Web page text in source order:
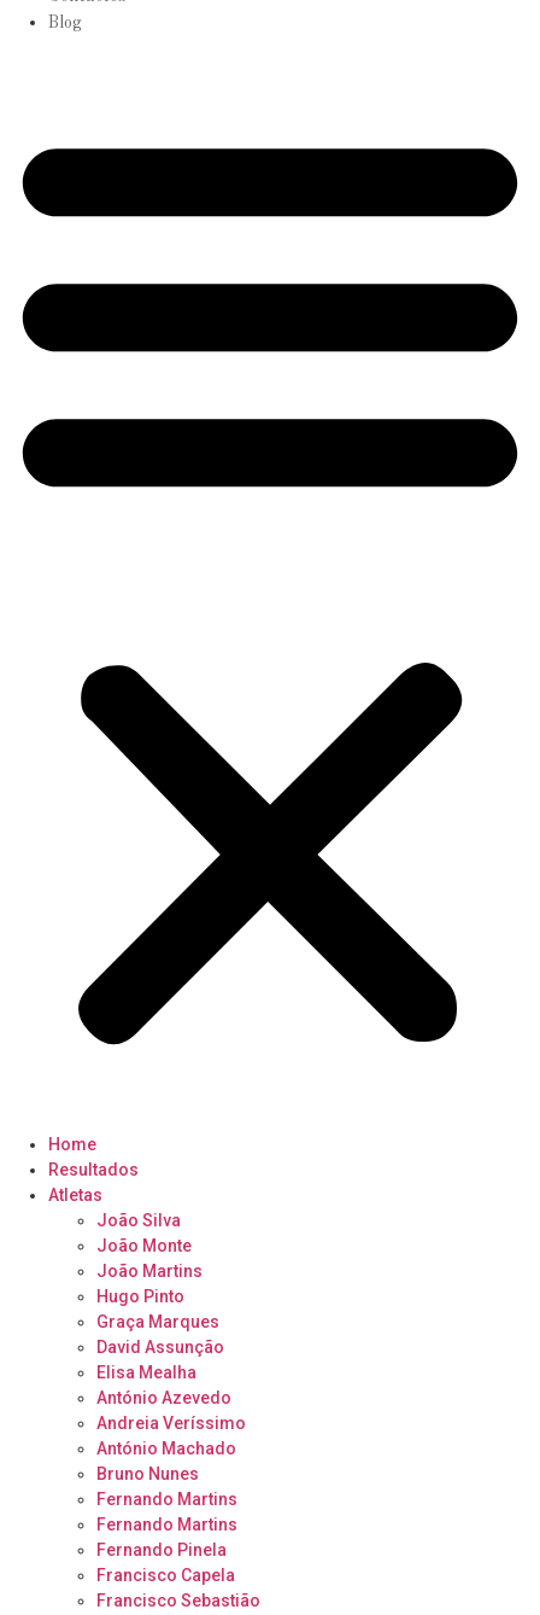
Blog
Home
Resultados
Atletas
João Silva
João Monte
João Martins
Hugo Pinto
Graça Marques
David Assunção
Elisa Mealha
António Azevedo
Andreia Veríssimo
António Machado
Bruno Nunes
Fernando Martins
Fernando Martins
Fernando Pinela
Francisco Capela
Francisco Sebastião